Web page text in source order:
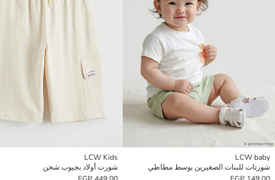
LCW baby
شورتات للبنات الصغيرين بوسط مطاطي
LCW Kids
شورت أولاد بجيوب شحن